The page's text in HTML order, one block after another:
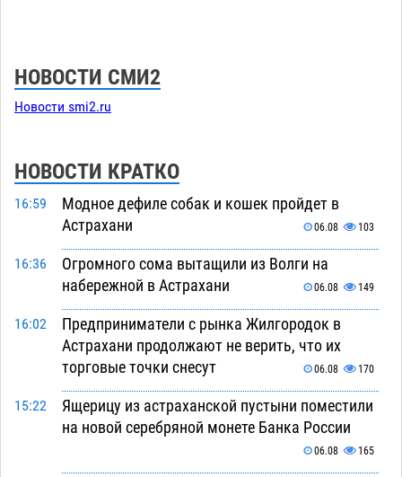
НОВОСТИ СМИ2
Новости smi2.ru
НОВОСТИ КРАТКО
16:59
Модное дефиле собак и кошек пройдет в
Астрахани
06.08 103
16:36
Огромного сома вытащили из Волги на
набережной в Астрахани
06.08 149
16:02
Предприниматели с рынка Жилгородок в
Астрахани продолжают не верить, что их
торговые точки снесут
06.08 170
15:22
Ящерицу из астраханской пустыни поместили
на новой серебряной монете Банка России
06.08 165